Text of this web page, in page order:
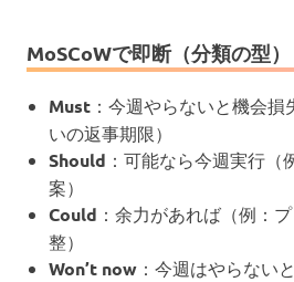
MoSCoWで即断（分類の型）
Must ：今週やらないと機会
いの返事期限）
Should ：可能なら今週実行（
案）
Could ：余力があれば（例：
整）
Won’t now ：今週はやらない